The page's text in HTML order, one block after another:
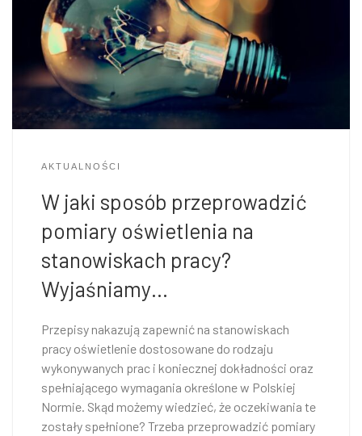
AKTUALNOŚCI
W jaki sposób przeprowadzić
pomiary oświetlenia na
stanowiskach pracy?
Wyjaśniamy…
Przepisy nakazują zapewnić na stanowiskach
pracy oświetlenie dostosowane do rodzaju
wykonywanych prac i koniecznej dokładności oraz
spełniającego wymagania określone w Polskiej
Normie. Skąd możemy wiedzieć, że oczekiwania te
zostały spełnione? Trzeba przeprowadzić pomiary